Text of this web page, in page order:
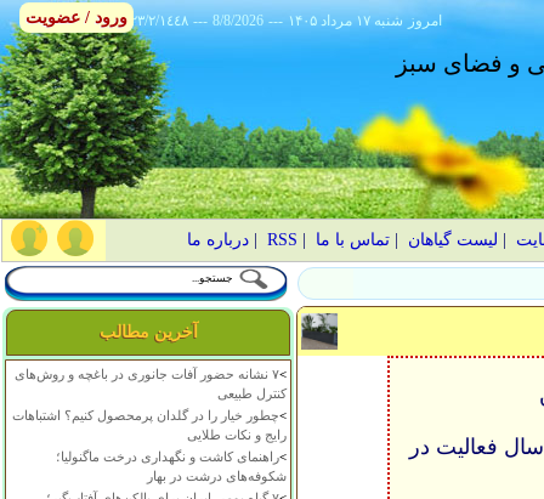
٢٣/٢/١٤٤٨ --- 8/8/2026 --- ۱۴۰۵ شنبه ۱۷ مرداد امروز
و فضای سبز
لیست گیاهان |تماس با ما RSS
|درباره ما
آخرین مطالب
>
۷ نشانه حضور آفات جانوری در باغچه و روش‌های
کنترل طبیعی
>چطور خیار را در گلدان پرمحصول کنیم؟ اشتباهات
رایج و نکات طلایی
>راهنمای کاشت و نگهداری درخت ماگنولیا؛
شکوفه‌های درشت در بهار
نظام مهندسی کشاورزی و با سابقه بیش از 20 سال فعالیت در
ورود / عضویت